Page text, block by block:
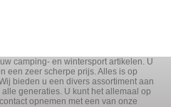
camping- en wintersport artikelen. U
een zeer scherpe prijs. Alles is op
bieden u een divers assortiment aan
generaties. U kunt het allemaal op
opnemen met een van onze